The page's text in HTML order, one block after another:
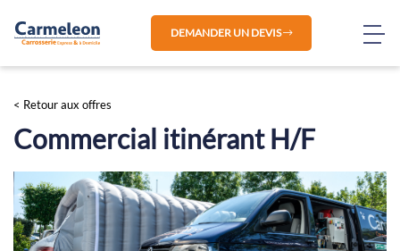
DEMANDER UN DEVIS
< Retour aux offres
Commercial itinérant H/F